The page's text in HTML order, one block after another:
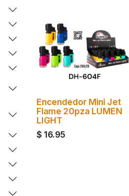
Encendedor Mini Jet
Flame 20pza LUMEN
LIGHT
$ 16.95